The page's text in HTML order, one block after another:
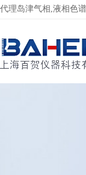
代理岛津气相,液相色